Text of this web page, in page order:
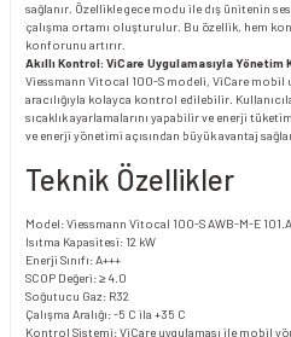
sağlanır. Özellikle gece modu ile dış ünitenin
çalışma ortamı oluşturulur. Bu özellik, hem
konforunu artırır.
Akıllı Kontrol: ViCare Uygulamasıyla Yönetim
Viessmann Vitocal 100-S modeli, ViCare mobil
aracılığıyla kolayca kontrol edilebilir.
sıcaklık ayarlamalarını yapabilir ve enerji
ve enerji yönetimi açısından büyük avantaj
Teknik Özellikler
Model: Viessmann Vitocal 100-S AWB-M-E
Isıtma Kapasitesi: 12 kW
Enerji Sınıfı: A+++
SCOP Değeri: ≥ 4.0
Soğutucu Gaz: R32
Çalışma Aralığı: -5 C ila +35 C
Kontrol Sistemi: ViCare uygulaması ile mobil